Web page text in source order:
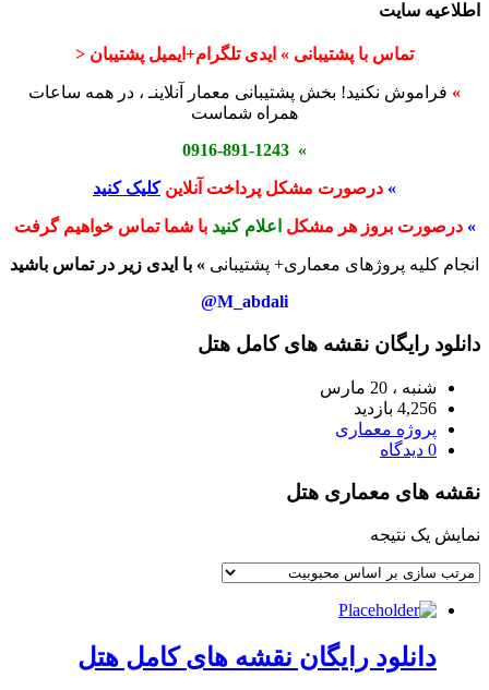
اطلاعیه سایت
تماس با پشتیبانی » ایدی تلگرام+ایمیل پشتیبان <
» فراموش نکنید! بخش پشتیبانی معمار آنلاینـ ، در همه ساعات
همراه شماست
» 0916-891-1243
» درصورت مشکل پرداخت آنلاینکلیک کنید
» درصورت بروز هر مشکل اعلام کنید با شما تماس خواهیم گرفت
انجام کلیه پروژهای معماری+ پشتیبانی » با ایدی زیر در تماس باشید
M_abdali@
دانلود رایگان نقشه های کامل هتل
شنبه ، 20 مارس
4,256 بازدید
پروژه معماری
0 دیدگاه
نقشه های معماری هتل
نمایش یک نتیجه
دانلود رایگان نقشه های کامل هتل